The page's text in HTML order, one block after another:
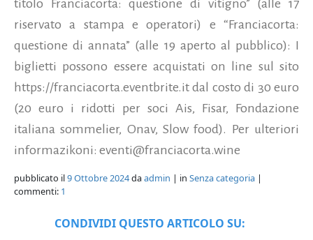
titolo Franciacorta: questione di vitigno” (alle 17
riservato a stampa e operatori) e “Franciacorta:
questione di annata” (alle 19 aperto al pubblico): I
biglietti possono essere acquistati on line sul sito
https://franciacorta.eventbrite.it dal costo di 30 euro
(20 euro i ridotti per soci Ais, Fisar, Fondazione
italiana sommelier, Onav, Slow food). Per ulteriori
informazikoni: eventi@franciacorta.wine
pubblicato il9 Ottobre 2024daadmin | in Senza categoria |
commenti: 1
CONDIVIDI QUESTO ARTICOLO SU: